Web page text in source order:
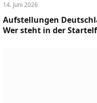
14. Juni 2026
Aufstellungen
Wer steht in der